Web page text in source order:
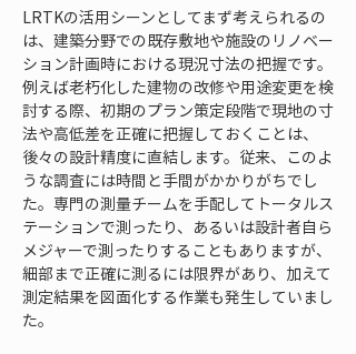
LRTKの活用シーンとしてまず考えられるの
は、建築分野での既存敷地や施設のリノベー
ション計画時における現況寸法の把握です。
例えば老朽化した建物の改修や用途変更を検
討する際、初期のプラン策定段階で現地の寸
法や高低差を正確に把握しておくことは、
後々の設計精度に直結します。従来、このよ
うな調査には時間と手間がかかりがちでし
た。専門の測量チームを手配してトータルス
テーションで測ったり、あるいは設計者自ら
メジャーで測ったりすることもありますが、
細部まで正確に測るには限界があり、加えて
測定結果を図面化する作業も発生していまし
た。